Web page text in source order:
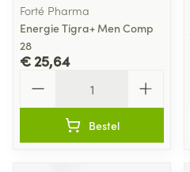
Forté Pharma
Energie Tigra+ Men Comp
28
€ 25,64
Bestel